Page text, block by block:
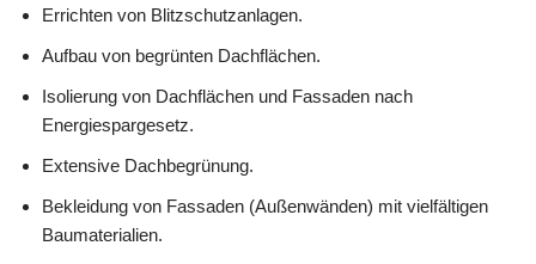
Errichten von Blitzschutzanlagen.
Aufbau von begrünten Dachflächen.
Isolierung von Dachflächen und Fassaden nach
Energiespargesetz.
Extensive Dachbegrünung.
Bekleidung von Fassaden (Außenwänden) mit vielfältigen
Baumaterialien.